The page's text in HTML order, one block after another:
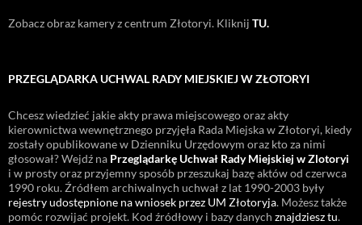
Zobacz obraz kamery z centrum Złotoryi. Kliknij TU.
PRZEGLĄDARKA UCHWAL RADY MIEJSKIEJ W ZŁOTORYI
Chcesz wiedzieć jakie akty prawa miejscowego oraz akty
kierownictwa wewnętrznego przyjęła Rada Miejska w Złotoryi, kiedy
zostały opublikowane w Dzienniku Urzędowym oraz kto za nimi
głosował? Wejdź na Przeglądarkę Uchwał Rady Miejskiej w Zlotoryi
i w prosty oraz przyjemny sposób przeszukaj bazę aktów od czerwca
1990 roku. Źródłem archiwalnych uchwał z lat 1990-2003 były
rejestry udostępnione na wniosek przez UM Złotoryja. Możesz także
pomóc rozwijać projekt. Kod źródłowy i bazy danych znajdziesz tu.